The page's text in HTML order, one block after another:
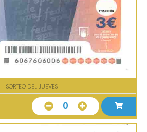
SORTEO DEL JUEVES
0